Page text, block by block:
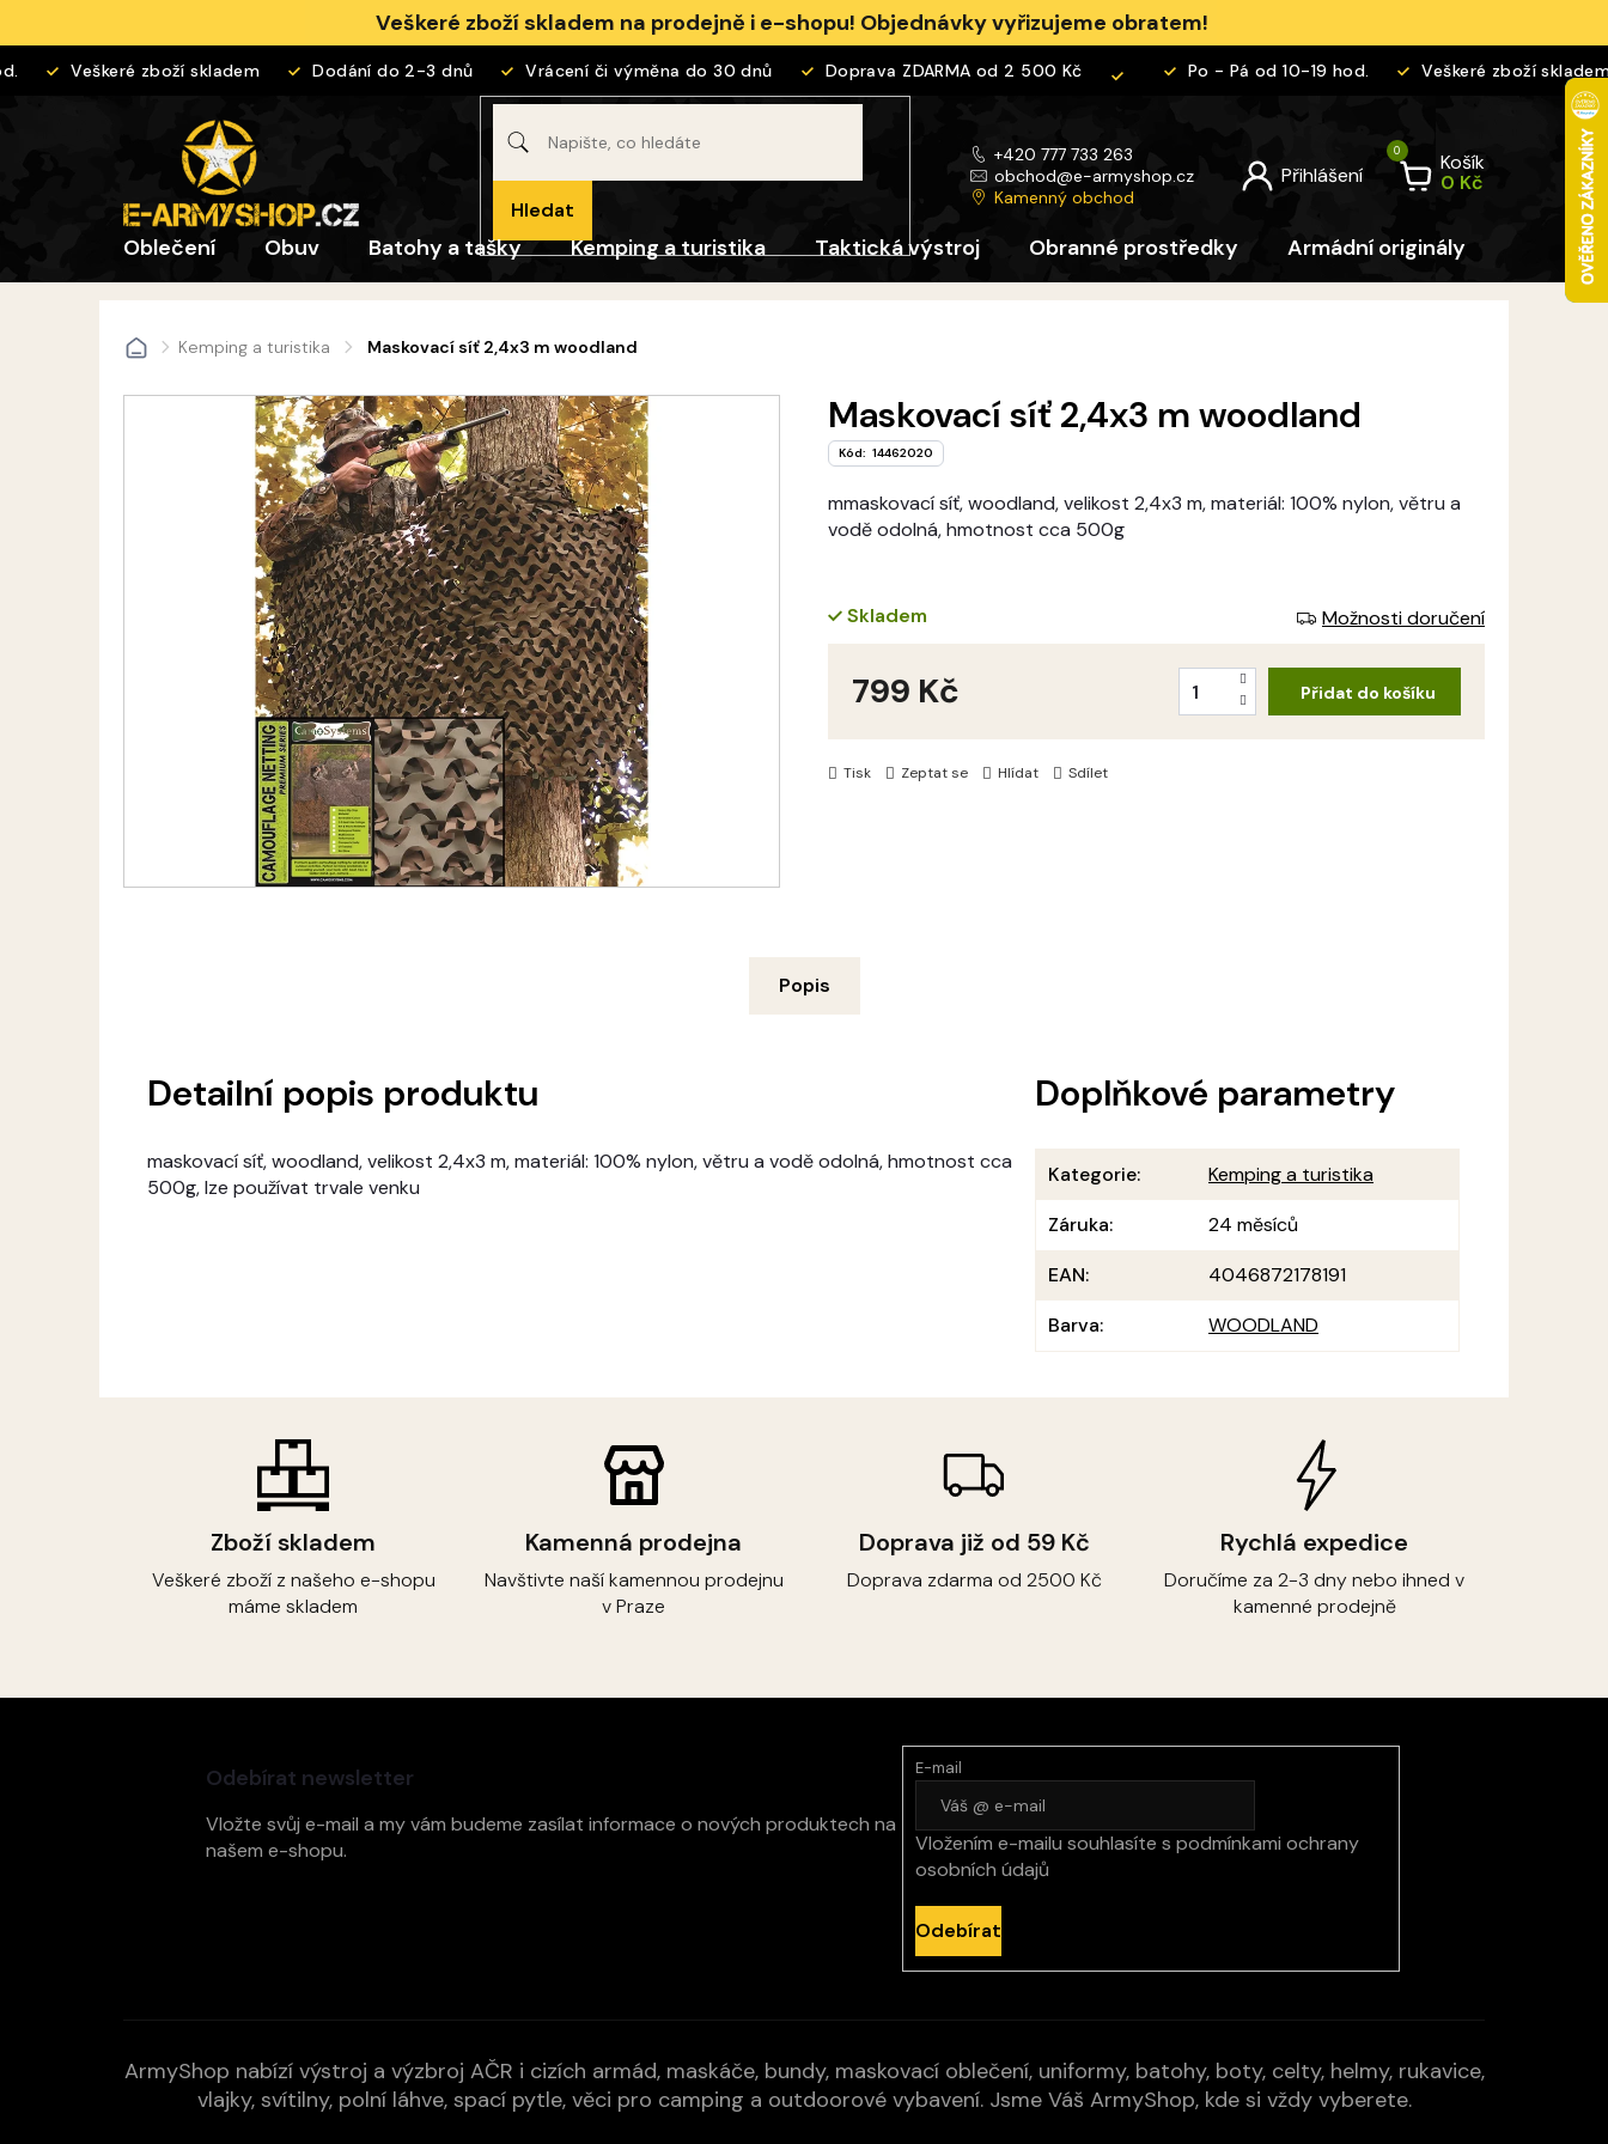
obsah
Veškeré zboží skladem na prodejně i e-shopu! Objednávky vyřizujeme obratem!
Veškeré zboží skladem Dodání do 2-3 dnů Vrácení či výměna do 30 dnů Doprava ZDARMA od 2 500 Kč Po - Pá od 10-19 hod. Veškeré zboží skladem
Hledat
+420 777 733 263
obchod@e-armyshop.cz
Kamenný obchod
Košík
Oblečení Obuv Batohy a tašky Kemping a turistika Taktická výstroj Obranné prostředky Armádní originály Pro děti
DomůKemping a turistika Maskovací síť 2,4x3 m woodland
mmaskovací síť, woodland, velikost 2,4x3 m, materiál: 100% nylon, větru a
vodě odolná, hmotnost cca 500g
Tisk Zeptat se Hlídat Sdílet
Maskovací síť 2,4x3 m woodland
Kód: 14462020
Skladem Možnosti doručení
799 Kč Přidat do košíku
Zboží skladem
Veškeré zboží z našeho e-shopu
máme skladem
Kamenná prodejna
Navštivte naší kamennou prodejnu
v Praze
Doprava již od 59 Kč
Doprava zdarma od 2500 Kč
Rychlá expedice
Doručíme za 2-3 dny nebo ihned v
kamenné prodejně
Popis
Detailní popis produktu
maskovací síť, woodland, velikost 2,4x3 m, materiál: 100% nylon, větru a vodě odolná, hmotnost cca
500g, lze používat trvale venku
Doplňkové parametry
Kategorie:
Kemping a turistika
Záruka:
24 měsíců
EAN:
4046872178191
Barva: WOODLAND
Odebírat newsletter
Vložte svůj e-mail a my vám budeme zasílat informace o nových produktech na
našem e-shopu.
E-mail
Vložením e-mailu souhlasíte s podmínkami ochrany
osobních údajů
Odebírat
ArmyShop nabízí výstroj a výzbroj AČR i cizích armád, maskáče, bundy, maskovací oblečení, uniformy, batohy, boty, celty, helmy, rukavice,
vlajky, svítilny, polní láhve, spací pytle, věci pro camping a outdoorové vybavení. Jsme Váš ArmyShop, kde si vždy vyberete.